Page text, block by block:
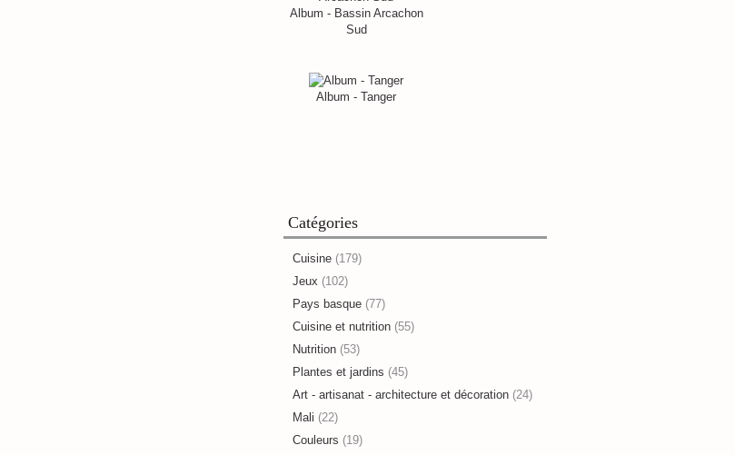
Album - Bassin Arcachon
Sud
Album - Tanger
Catégories
Cuisine (179)
Jeux (102)
Pays basque (77)
Cuisine et nutrition (55)
Nutrition (53)
Plantes et jardins (45)
Art - artisanat - architecture et décoration (24)
Mali (22)
Couleurs (19)